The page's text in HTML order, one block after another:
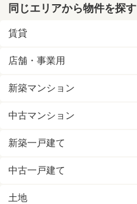
同じエリアから物件を探す
賃貸
店舗・事業用
新築マンション
中古マンション
新築一戸建て
中古一戸建て
土地